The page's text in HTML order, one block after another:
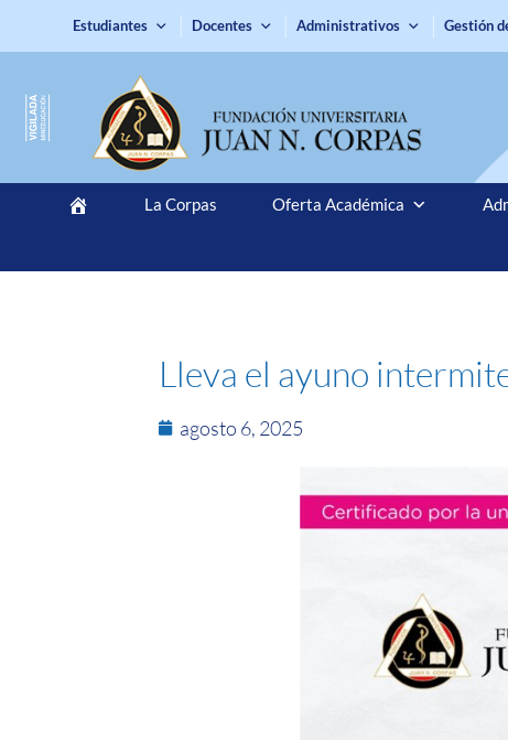
Estudiantes Docentes Administrativos Gestión
La Corpas Oferta Académica
Lleva el ayuno
agosto 6, 2025